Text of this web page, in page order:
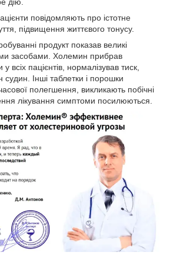
повідомляють про істотне
підвищення життєвого тонусу.
продукт показав великі
засобами. Холемин прибрав
всіх пацієнтів, нормалізував тиск,
судин. Інші таблетки і порошки
полегшення, викликають побічні
лікування симптоми посилюються.